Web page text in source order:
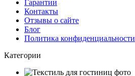
Гарантии
Контакты
Отзывы о сайте
Блог
Политика конфиденциальности
Категории